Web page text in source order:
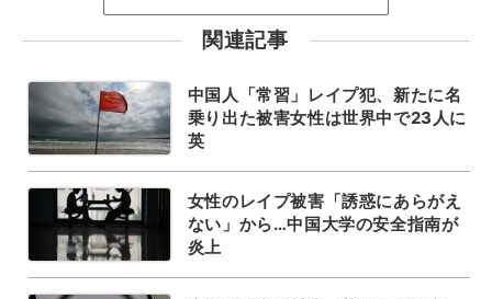
関連記事
中国人「常習」レイプ犯、新たに名
乗り出た被害女性は世界中で23人に
英
女性のレイプ被害「誘惑にあらがえ
ない」から…中国大学の安全指南が
炎上